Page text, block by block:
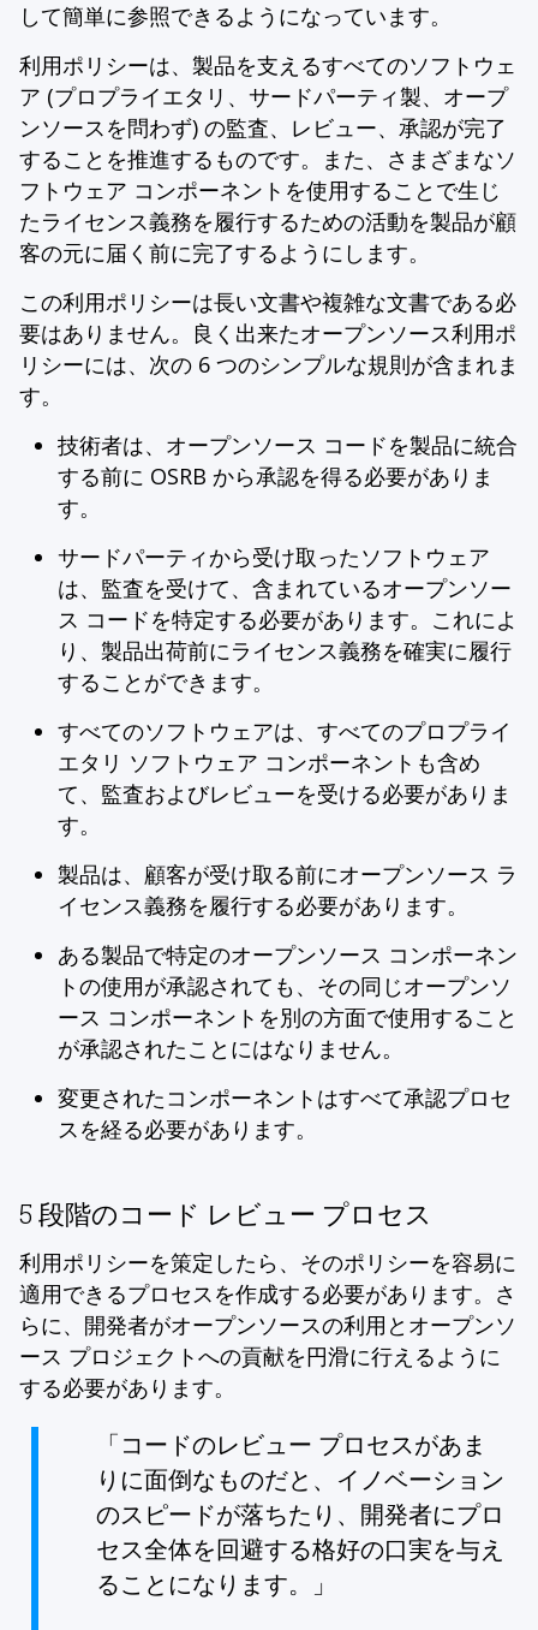
して簡単に参照できるようになっています。
利用ポリシーは、製品を支えるすべてのソフトウェ
ア (プロプライエタリ、サードパーティ製、オープ
ンソースを問わず) の監査、レビュー、承認が完了
することを推進するものです。また、さまざまなソ
フトウェア コンポーネントを使用することで生じ
たライセンス義務を履行するための活動を製品が顧
客の元に届く前に完了するようにします。
この利用ポリシーは長い文書や複雑な文書である必
要はありません。良く出来たオープンソース利用ポ
リシーには、次の 6 つのシンプルな規則が含まれま
す。
技術者は、オープンソース コードを製品に統合
する前に OSRB から承認を得る必要がありま
す。
サードパーティから受け取ったソフトウェア
は、監査を受けて、含まれているオープンソー
ス コードを特定する必要があります。これによ
り、製品出荷前にライセンス義務を確実に履行
することができます。
すべてのソフトウェアは、すべてのプロプライ
エタリ ソフトウェア コンポーネントも含め
て、監査およびレビューを受ける必要がありま
す。
製品は、顧客が受け取る前にオープンソース ラ
イセンス義務を履行する必要があります。
ある製品で特定のオープンソース コンポーネン
トの使用が承認されても、その同じオープンソ
ース コンポーネントを別の方面で使用すること
が承認されたことにはなりません。
変更されたコンポーネントはすべて承認プロセ
スを経る必要があります。
5 段階のコード レビュー プロセス
利用ポリシーを策定したら、そのポリシーを容易に
適用できるプロセスを作成する必要があります。さ
らに、開発者がオープンソースの利用とオープンソ
ース プロジェクトへの貢献を円滑に行えるように
する必要があります。
「コードのレビュー プロセスがあま
りに面倒なものだと、イノベーション
のスピードが落ちたり、開発者にプロ
セス全体を回避する格好の口実を与え
ることになります。」